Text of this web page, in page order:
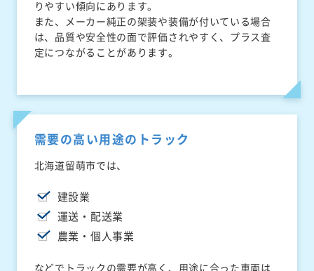
りやすい傾向にあります。
また、メーカー純正の架装や装備が付いている場合
は、品質や安全性の面で評価されやすく、プラス査
定につながることがあります。
需要の高い用途のトラック
北海道留萌市では、
建設業
運送・配送業
農業・個人事業
などでトラックの需要が高く、用途に合った車両は